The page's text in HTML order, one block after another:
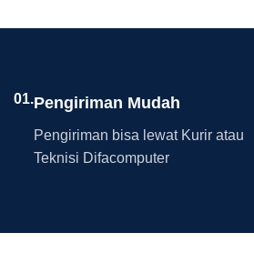
01.Pengiriman Mudah
Pengiriman bisa lewat Kurir atau
Teknisi Difacomputer